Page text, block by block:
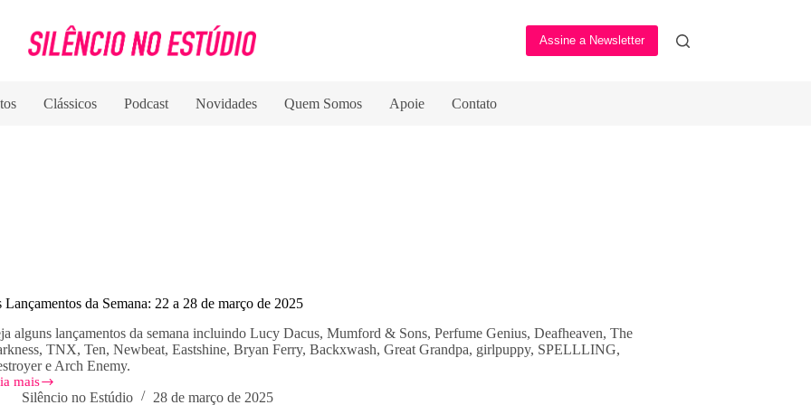
Assine a Newsletter
Clássicos Podcast Novidades Quem Somos Apoie Contato
Lançamentos da Semana: 22 a 28 de março de 2025
alguns lançamentos da semana incluindo Lucy Dacus, Mumford & Sons, Perfume Genius, Deafheaven, The
TNX, Ten, Newbeat, Eastshine, Bryan Ferry, Backxwash, Great Grandpa, girlpuppy, SPELLLING,
e Arch Enemy.
mais
Silêncio no Estúdio 28 de março de 2025